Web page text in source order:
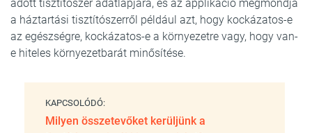
adott tisztítószer adatlapjára, és az applikáció megmondja
a háztartási tisztítószerről például azt, hogy kockázatos-e
az egészségre, kockázatos-e a környezetre vagy, hogy van-
e hiteles környezetbarát minősítése.
KAPCSOLÓDÓ:
Milyen összetevőket kerüljünk a